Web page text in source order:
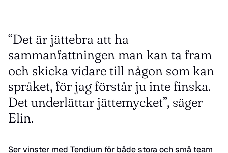
“Det är jättebra att ha
sammanfattningen man kan ta fram
och skicka vidare till någon som kan
språket, för jag förstår ju inte finska.
Det underlättar jättemycket”, säger
Elin.
Ser vinster med Tendium för både stora och små team